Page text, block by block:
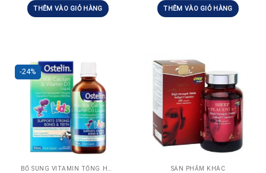
THÊM VÀO GIỎ HÀNG THÊM VÀO GIỎ HÀNG
-24%
SẢN PHẨM KHÁC